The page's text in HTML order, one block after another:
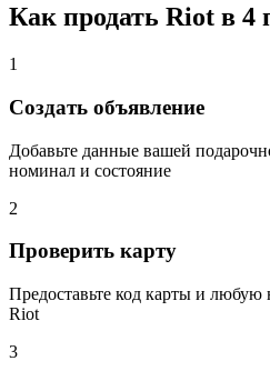
Как продать Riot в 4
1
Создать объявление
Добавьте данные вашей
номинал и состояние
2
Проверить карту
Предоставьте код карты и
Riot
3